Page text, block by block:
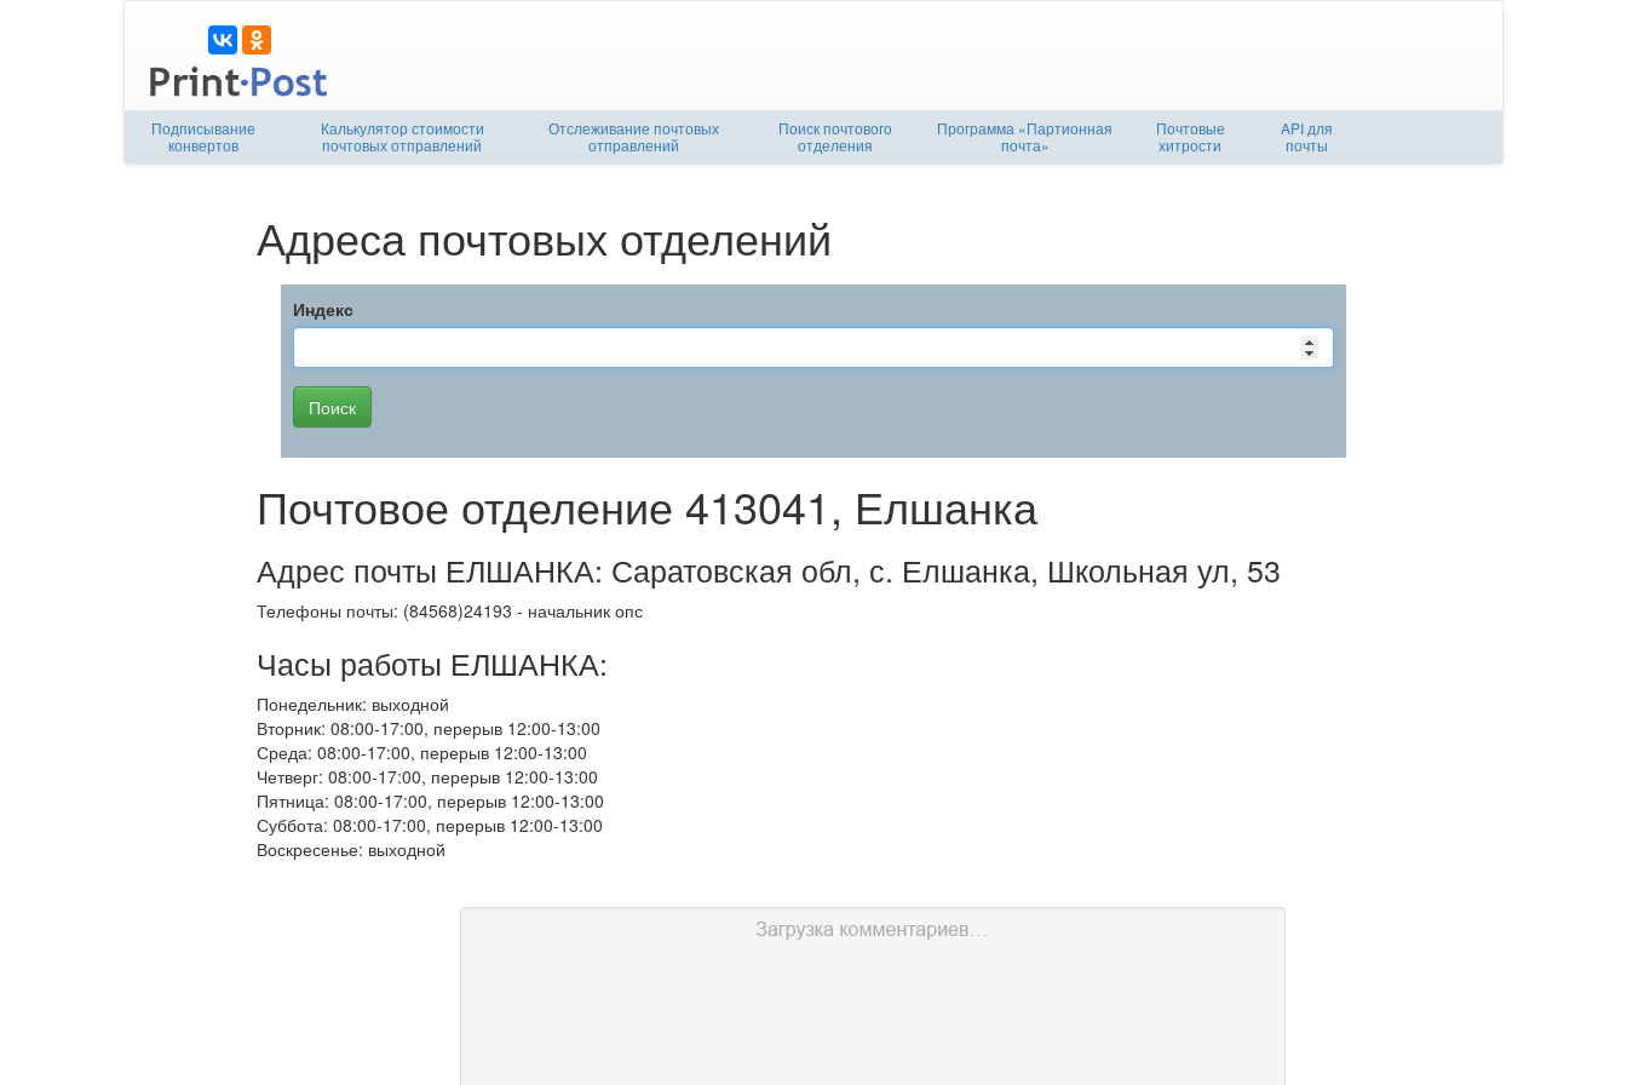
Подписывание
конвертов
Калькулятор стоимости
почтовых отправлений
Отслеживание почтовых
отправлений
Поиск почтового
отделения
Программа «Партионная
почта»
Почтовые
хитрости
API для
почты
Адреса почтовых отделений
Индекс
Почтовое отделение 413041, Елшанка
Адрес почты ЕЛШАНКА: Саратовская обл, с. Елшанка, Школьная ул, 53
Телефоны почты: (84568)24193 - начальник опс
Часы работы ЕЛШАНКА:
Понедельник: выходной
Вторник: 08:00-17:00, перерыв 12:00-13:00
Среда: 08:00-17:00, перерыв 12:00-13:00
Четверг: 08:00-17:00, перерыв 12:00-13:00
Пятница: 08:00-17:00, перерыв 12:00-13:00
Суббота: 08:00-17:00, перерыв 12:00-13:00
Воскресенье: выходной